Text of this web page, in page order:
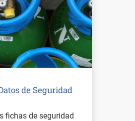
de Seguridad
fichas de seguridad